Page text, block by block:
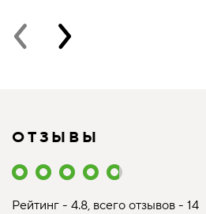
ОТЗЫВЫ
Рейтинг - 4.8, всего отзывов - 14